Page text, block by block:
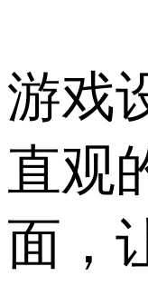
游戏
直观
面，